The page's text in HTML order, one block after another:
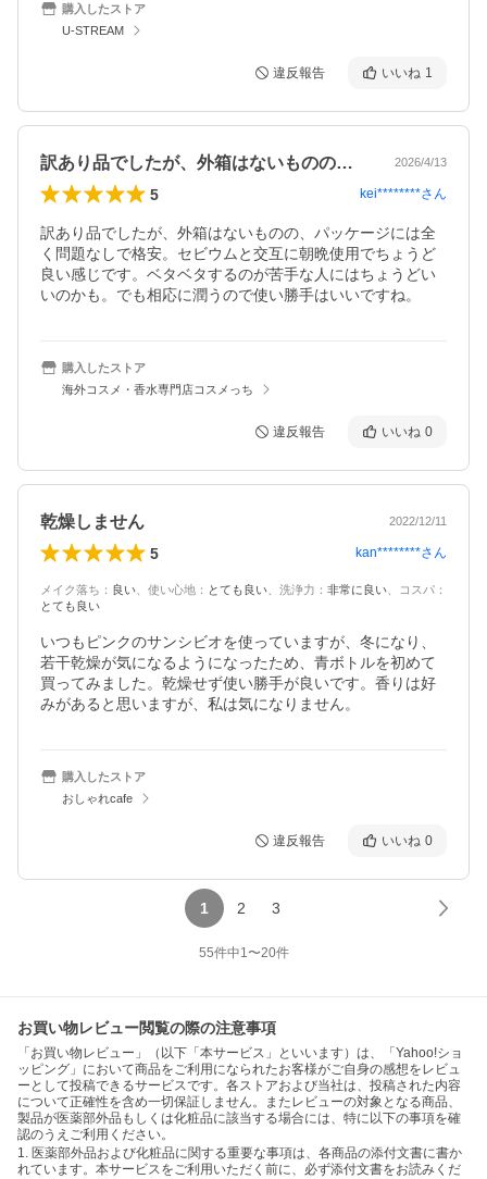
購入したストア
U-STREAM
違反報告 いいね 1
訳あり品でしたが、外箱はないものの、パ… 2026/4/13
5 kei********さん
訳あり品でしたが、外箱はないものの、パッケージには全
く問題なしで格安。セビウムと交互に朝晩使用でちょうど
良い感じです。ベタベタするのが苦手な人にはちょうどい
いのかも。でも相応に潤うので使い勝手はいいですね。
購入したストア
海外コスメ・香水専門店コスメっち
違反報告 いいね 0
乾燥しません 2022/12/11
5 kan********さん
メイク落ち ： 良い 使い心地 ： とても良い 洗浄力 ： 非常に良い コスパ ：
とても良い
いつもピンクのサンシビオを使っていますが、冬になり、
若干乾燥が気になるようになったため、青ボトルを初めて
買ってみました。乾燥せず使い勝手が良いです。香りは好
みがあると思いますが、私は気になりません。
購入したストア
おしゃれcafe
違反報告 いいね 0
1 2 3
55件中1〜20件
お買い物レビュー閲覧の際の注意事項
「お買い物レビュー」（以下「本サービス」といいます）は、「Yahoo!ショ
ッピング」において商品をご利用になられたお客様がご自身の感想をレビュ
ーとして投稿できるサービスです。各ストアおよび当社は、投稿された内容
について正確性を含め一切保証しません。またレビューの対象となる商品、
製品が医薬部外品もしくは化粧品に該当する場合には、特に以下の事項を確
認のうえご利用ください。
1. 医薬部外品および化粧品に関する重要な事項は、各商品の添付文書に書か
れています。本サービスをご利用いただく前に、必ず添付文書をお読みくだ